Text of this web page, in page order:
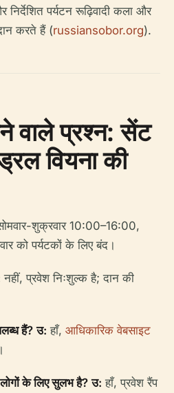
पर्यटन रूढ़िवादी कला और
करते हैं (russiansobor.org).
वाले प्रश्न: सेंट
वियना की
शुक्रवार 10:00–16:00,
को पर्यटकों के लिए बंद।
नहीं, प्रवेश निःशुल्क है; दान की
हैं? उ: हाँ, आधिकारिक वेबसाइट
के लिए सुलभ है? उ: हाँ, प्रवेश रैंप